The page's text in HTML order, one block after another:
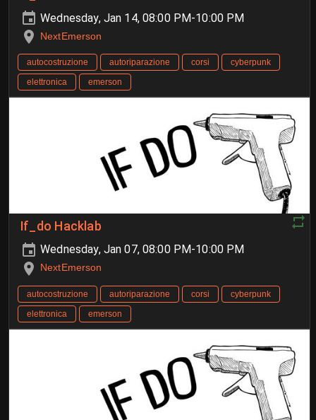
Wednesday, Jan 14, 08:00 PM-10:00 PM
NextEmerson
autocostruzione autoriparazione corsi
cyberpunk
elettronica
emerson
If_do Hacklab
Wednesday, Jan 07, 08:00 PM-10:00 PM
NextEmerson
autocostruzione autoriparazione corsi
cyberpunk
elettronica
emerson